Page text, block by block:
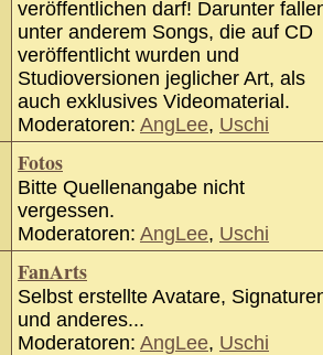
veröffentlichen darf! Darunter
unter anderem Songs, die auf CD
veröffentlicht wurden und
Studioversionen jeglicher Art, als
auch exklusives Videomaterial.
Moderatoren: AngLee, Uschi
Fotos
Bitte Quellenangabe nicht
vergessen.
Moderatoren: AngLee, Uschi
FanArts
Selbst erstellte Avatare,
und anderes...
Moderatoren: AngLee, Uschi